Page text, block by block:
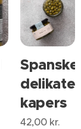
Spanske
kapers
42,00kr.